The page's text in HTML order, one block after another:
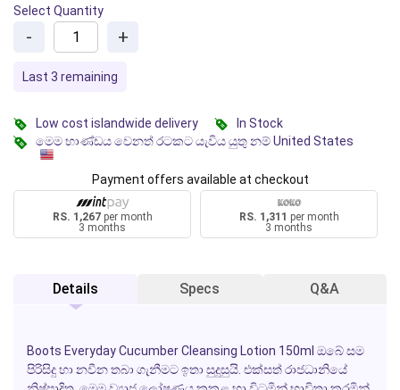
Select Quantity
- +
Last 3 remaining
Low cost islandwide delivery
In Stock
මෙම භාණ්ඩය වෙනත් රටකට යැවිය යුතු නම් United States
Payment offers available at checkout
RS. 1,267per month
3 months
RS. 1,311 per month
3 months
Details Specs Q&A
Boots Everyday Cucumber Cleansing Lotion 150ml ඔබේ සම
පිරිසිදු හා නවීන තබා ගැනීමට ඉතා සුදුසුයි. එක්සත් රාජධානියේ